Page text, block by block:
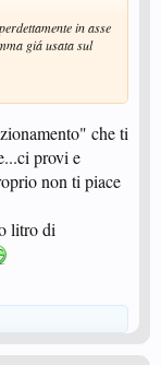
in asse
giá usata sul
che ti
provi e
non ti piace
litro di